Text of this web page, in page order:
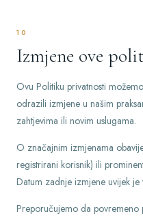
10
Izmjene ove
Ovu Politiku privatnosti
odrazili izmjene u našim
zahtjevima ili novim uslugama.
O značajnim izmjenama
registrirani korisnik) ili
Datum zadnje izmjene uvijek
Preporučujemo da povremeno